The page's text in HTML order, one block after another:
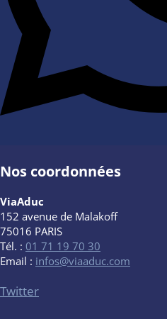
Nos coordonnées
ViaAduc
152 avenue de Malakoff
75016 PARIS
Tél. : 01 71 19 70 30
Email : infos@viaaduc.com
Twitter